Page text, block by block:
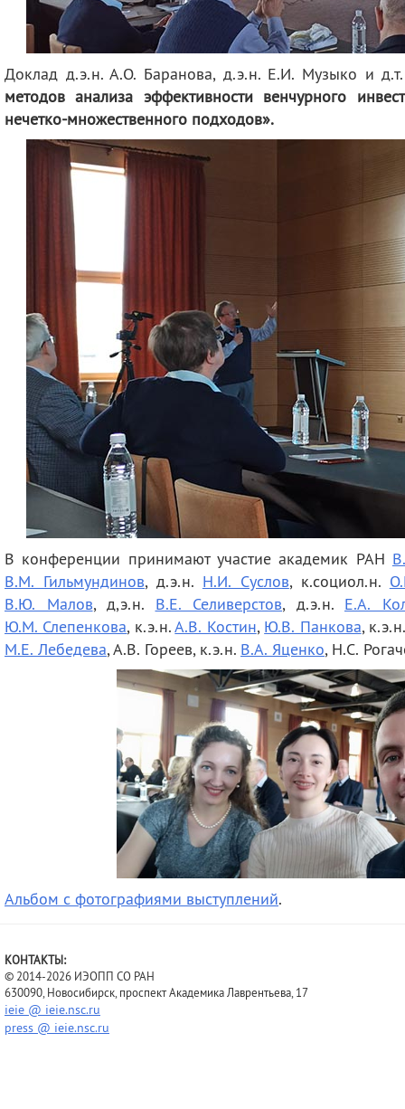
Доклад д.э.н. А.О. Баранова, д.э.н. Е.И. Музыко и
методов анализа эффективности венчурного
нечетко-множественного подходов».
В конференции принимают участие академик РАН
В.М. Гильмундинов, д.э.н. Н.И. Суслов, к.социол.н.
В.Ю. Малов, д,э.н. В.Е. Селиверстов, д.э.н. Е.А.
Ю.М. Слепенкова, к.э.н.А.В. Костин, Ю.В. Панкова,
М.Е. Лебедева, А.В. Гореев, к.э.н. В.А. Яценко, Н.С.
Альбом с фотографиями выступлений.
КОНТАКТЫ:
© 2014-2026 ИЭОПП СО РАН
630090, Новосибирск, проспект Академика Лаврентьева, 17
ieie @ ieie.nsc.ru
press @ ieie.nsc.ru